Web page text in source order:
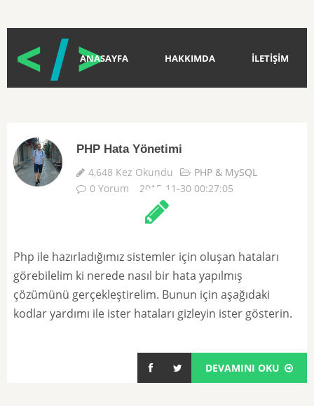
ANASAYFA HAKKIMDA İLETİŞİM
PHP Hata Yönetimi
4,648 Kez Okundu
PHP & MySQL
0 Yorum
2015-11-30 00:27:05
Php ile hazırladığımız sistemler için oluşan hataları
görebilelim ki nerede nasıl bir hata yapılmış
çözümünü gerçekleştirelim. Bunun için aşağıdaki
kodlar yardımı ile ister hataları gizleyin ister gösterin.
DEVAMINI OKU